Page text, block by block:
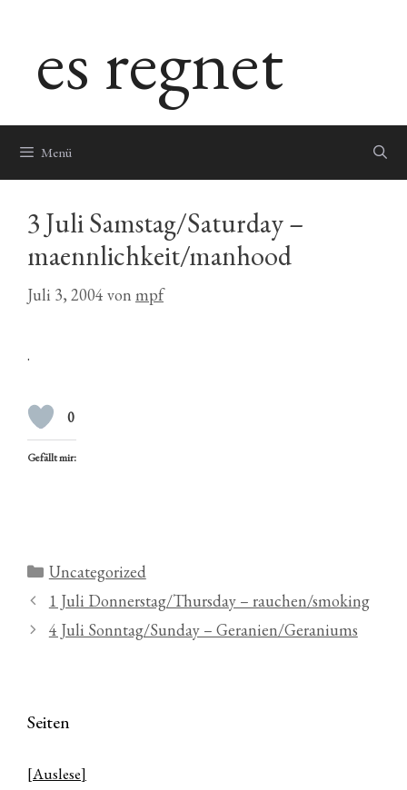
springenes regnet
Menü
3 Juli Samstag/Saturday –
maennlichkeit/manhood
Juli 3, 2004 von mpf
.
0
Gefällt mir:
Kategorien
Uncategorized
1 Juli Donnerstag/Thursday – rauchen/smoking
4 Juli Sonntag/Sunday – Geranien/Geraniums
Seiten
[Auslese]